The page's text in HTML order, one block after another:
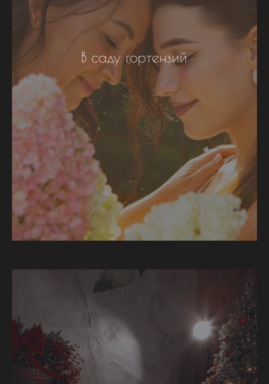
В саду гортензий